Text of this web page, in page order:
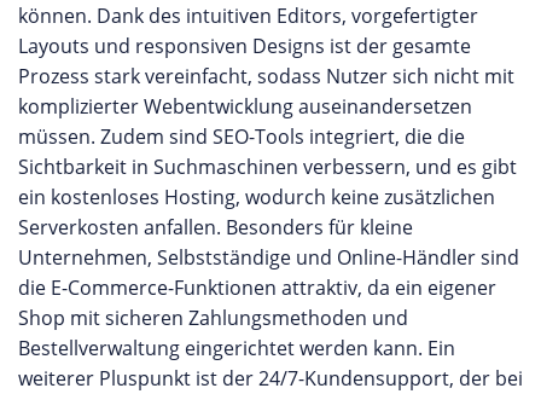
können. Dank des intuitiven Editors, vorgefertigter
Layouts und responsiven Designs ist der gesamte
Prozess stark vereinfacht, sodass Nutzer sich nicht mit
komplizierter Webentwicklung auseinandersetzen
müssen. Zudem sind SEO-Tools integriert, die die
Sichtbarkeit in Suchmaschinen verbessern, und es gibt
ein kostenloses Hosting, wodurch keine zusätzlichen
Serverkosten anfallen. Besonders für kleine
Unternehmen, Selbstständige und Online-Händler sind
die E-Commerce-Funktionen attraktiv, da ein eigener
Shop mit sicheren Zahlungsmethoden und
Bestellverwaltung eingerichtet werden kann. Ein
weiterer Pluspunkt ist der 24/7-Kundensupport, der bei